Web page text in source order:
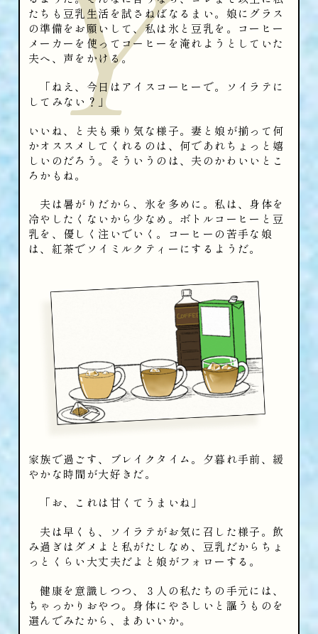
たちも豆乳生活を試さねばなるまい。娘にグラス
の準備をお願いして、私は氷と豆乳を。コーヒー
メーカーを使ってコーヒーを淹れようとしていた
夫へ、声をかける。
「ねえ、今日はアイスコーヒーで。ソイラテに
してみない？」
いいね、と夫も乗り気な様子。妻と娘が揃って何
かオススメしてくれるのは、何であれちょっと嬉
しいのだろう。そういうのは、夫のかわいいとこ
ろかもね。
夫は暑がりだから、氷を多めに。私は、身体を
冷やしたくないから少なめ。ボトルコーヒーと豆
乳を、優しく注いでいく。コーヒーの苦手な娘
は、紅茶でソイミルクティーにするようだ。
家族で過ごす、ブレイクタイム。夕暮れ手前、緩
やかな時間が大好きだ。
「お、これは甘くてうまいね」
夫は早くも、ソイラテがお気に召した様子。飲
み過ぎはダメよと私がたしなめ、豆乳だからちょ
っとくらい大丈夫だよと娘がフォローする。
健康を意識しつつ、３人の私たちの手元には、
ちゃっかりおやつ。身体にやさしいと謳うものを
選んでみたから、まあいいか。